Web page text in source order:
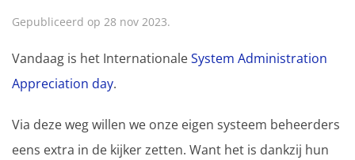
Gepubliceerd op 28 nov 2023.
Vandaag is het InternationaleSystem Administration
Appreciation day.
Via deze weg willen we onze eigen systeem beheerders
eens extra in de kijker zetten. Want het is dankzij hun